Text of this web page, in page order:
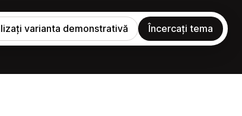
varianta demonstrativă Încercați tema